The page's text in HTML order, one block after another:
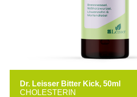
Dr. Leisser Bitter Kick, 50ml
CHOLESTERIN